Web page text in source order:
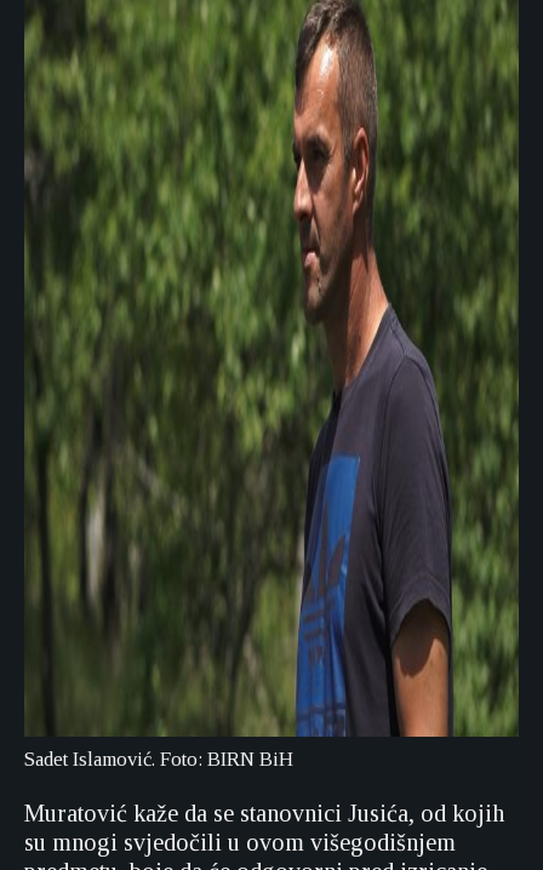
Sadet Islamović. Foto: BIRN BiH
Muratović kaže da se stanovnici Jusića, od kojih
su mnogi svjedočili u ovom višegodišnjem